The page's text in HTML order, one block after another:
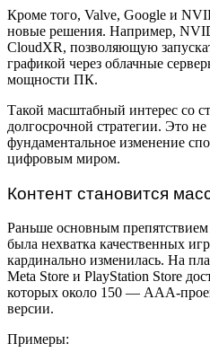
Кроме того, Valve, Google и
новые решения. Например,
CloudXR, позволяющую
графикой через облачные
мощности ПК.
Такой масштабный интерес со
долгосрочной стратегии. Это
фундаментальное изменение
цифровым миром.
Контент становится
Раньше основным
была нехватка качественных
кардинально изменилась. На
Meta Store и PlayStation Store
которых около 150 — AAA-
версии.
Примеры: